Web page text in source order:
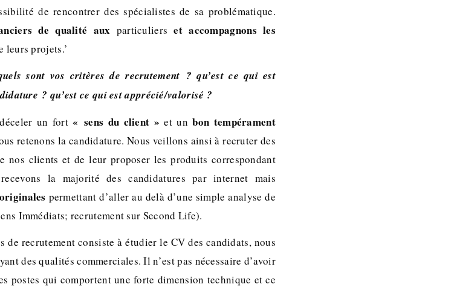
de rencontrer des spécialistes de sa problématique.
de qualité aux particuliers et accompagnons les
leurs projets.’
sont vos critères de recrutement ? qu’est ce qui est
? qu’est ce qui est apprécié/valorisé ?
un fort« sens du client » et unbon tempérament
retenons la candidature. Nous veillons ainsi à recruter des
nos clients et de leur proposer les produits correspondant
la majorité des candidatures par internet mais
permettant d’aller au delà d’une simple analyse de
Immédiats; recrutement sur Second Life).
de recrutement consiste à étudier le CV des candidats, nous
des qualités commerciales. Il n’est pas nécessaire d’avoir
postes qui comportent une forte dimension technique et ce